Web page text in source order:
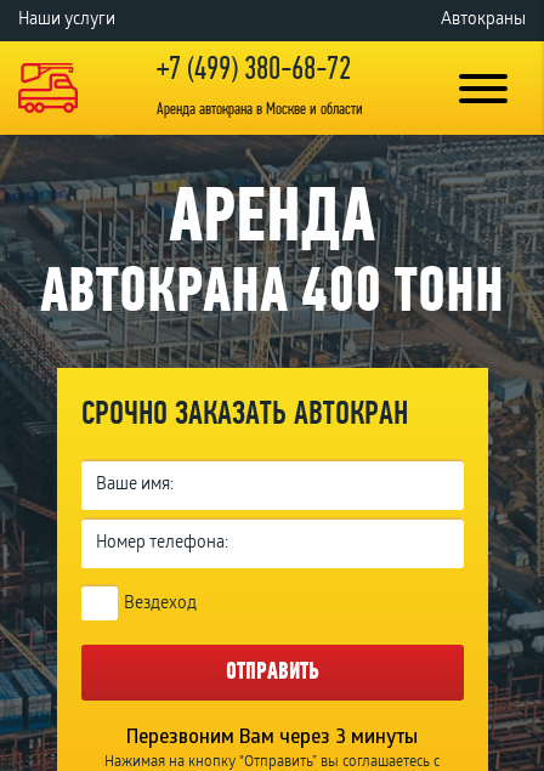
Наши услуги Автокраны
+7 (499) 380-68-72
Аренда автокрана в Москве и области
АРЕНДА
АВТОКРАНА 400 ТОНН
СРОЧНО ЗАКАЗАТЬ АВТОКРАН
Вездеход
ОТПРАВИТЬ
Перезвоним Вам через 3 минуты
Нажимая на кнопку "Отправить” вы соглашаетесь с